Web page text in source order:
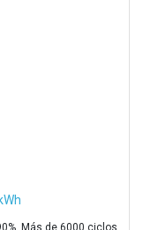
Más de 6000 ciclos